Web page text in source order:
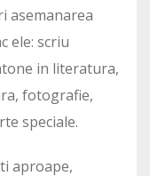
asemanarea
ele: scriu
in literatura,
fotografie,
speciale.
aproape,